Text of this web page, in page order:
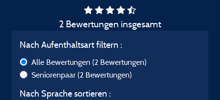
2 Bewertungen insgesamt
Nach Aufenthaltsart filtern :
Alle Bewertungen (2 Bewertungen)
Seniorenpaar (2 Bewertungen)
Nach Sprache sortieren :